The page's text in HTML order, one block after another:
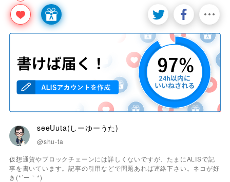
seeUuta(しーゆーうた)
@shu-ta
仮想通貨やブロックチェーンには詳しくないですが、たまにALISで記
事を書いています。記事の引用などで問題あれば連絡下さい。ネコが好
き(*´ー｀*)